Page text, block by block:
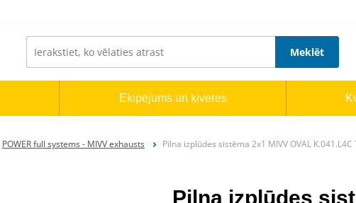
Meklēt
Ekipējums un ķiveres
POWER full systems - MIVV exhausts Pilna izplūdes sistēma 2x1 MIVV OVAL
Pilna izplūdes